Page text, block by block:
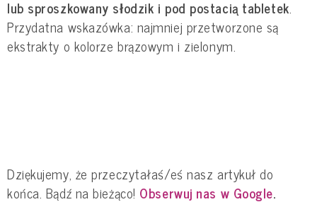
lub sproszkowany słodzik i pod postacią tabletek.
Przydatna wskazówka: najmniej przetworzone są
ekstrakty o kolorze brązowym i zielonym.
Dziękujemy, że przeczytałaś/eś nasz artykuł do
końca. Bądź na bieżąco! Obserwuj nas w Google.